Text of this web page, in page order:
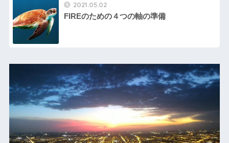
2021.05.02
FIREのための４つの軸の準備